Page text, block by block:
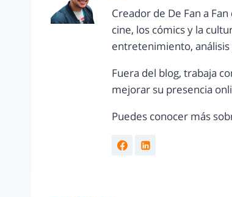
Creador de De Fan a
cine, los cómics y la
entretenimiento,
Fuera del blog, trabaja
mejorar su presencia
Puedes conocer más